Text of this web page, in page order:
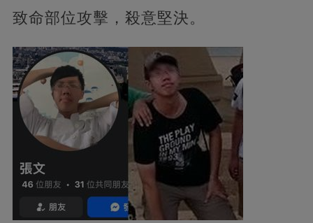
致命部位攻擊，殺意堅決。